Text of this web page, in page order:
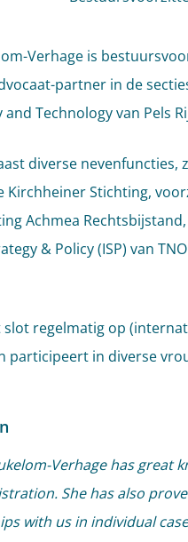
Verhage is
partner in de
Technology van Pels
diverse nevenfuncties,
Kirchheiner Stichting,
Achmea
& Policy (ISP) van
regelmatig op
participeert in diverse
Verhage has great
She has also
with us in individual